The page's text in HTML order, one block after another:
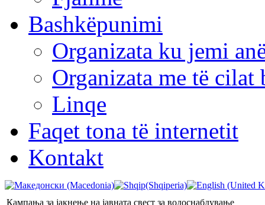
Bashkëpunimi
Organizata ku jemi
Organizata me të cilat
Linqe
Faqet tona të internetit
Kontakt
Кампања за јакнење на јавната свест за водоснабдување